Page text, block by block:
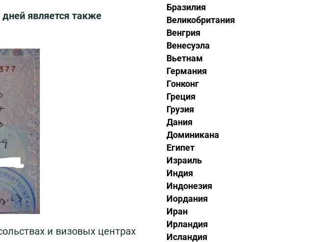
является также
и визовых центрах
Бразилия
Великобритания
Венгрия
Венесуэла
Вьетнам
Германия
Гонконг
Греция
Грузия
Дания
Доминикана
Египет
Израиль
Индия
Индонезия
Иордания
Иран
Ирландия
Исландия